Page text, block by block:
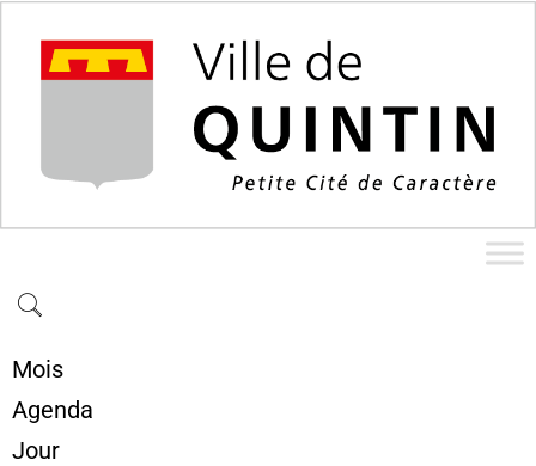
Mois
Agenda
Jour